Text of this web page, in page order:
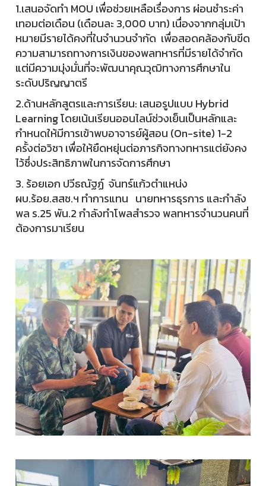
1.เสนอจัดทำ MOU เพื่อช่วยเหลือเรื่องการ ผ่อนชำระค่า
เทอมต่อเดือน (เดือนละ 3,000 บาท) เนื่องจากกลุ่มเป้า
หมายมีรายได้คงที่ในจำนวนจำกัด เพื่อสอดคล้องกับขีด
ความสามารถทางการเงินของพลทหารที่มีรายได้จำกัด
แต่มีความมุ่งมั่นที่จะพัฒนาคุณวุฒิทางการศึกษาใน
ระดับปริญญาตรี
2.ด้านหลักสูตรและการเรียน: เสนอรูปแบบ Hybrid
Learning โดยเน้นเรียนออนไลน์ช่วงเย็นเป็นหลักและ
กำหนดให้มีการเข้าพบอาจารย์ผู้สอน (On-site) 1-2
ครั้งต่อวิชา เพื่อให้ยืดหยุ่นต่อภารกิจทางทหารแต่ยังคง
ไว้ซึ่งประสิทธิภาพในการจัดการศึกษา
3. ร้อยเอก ปวีธณัฐฏ์ จันทร์แก้วตำแหน่ง
ผบ.ร้อย.สสช.ฯ ทำการแทน นายทหารธุรการ และกำลัง
พล ร.25 พัน.2 กำลังทำโพลสำรวจ พลทหารจำนวนคนที่
ต้องการมาเรียน